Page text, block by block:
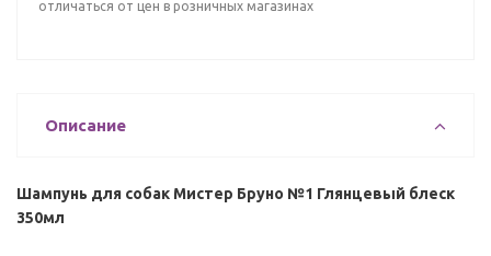
отличаться от цен в розничных магазинах
Описание
Шампунь для собак Мистер Бруно №1 Глянцевый блеск
350мл